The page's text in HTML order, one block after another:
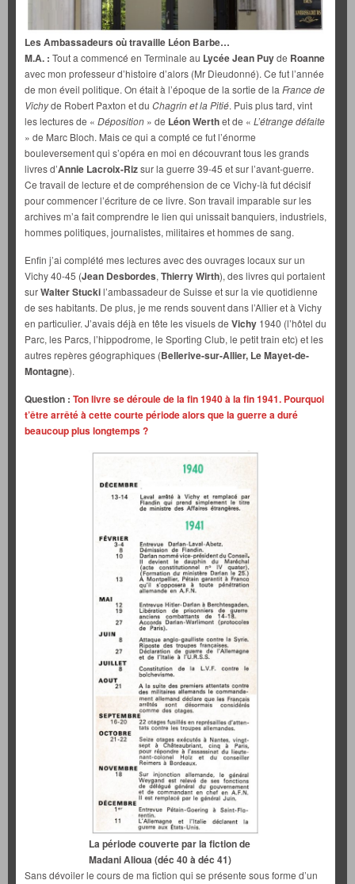
Les Ambassadeurs où travaille Léon Barbe…
M.A. : Tout a commencé en Terminale au Lycée Jean Puyde Roanne
avec mon professeur d’histoire d’alors (Mr Dieudonné). Ce fut l’année
de mon éveil politique. On était à l’époque de la sortie de la France de
Vichyde Robert Paxton et du Chagrin et la Pitié. Puis plus tard, vint
les lectures de « Déposition » de Léon Werthet de « L’étrange défaite
» de Marc Bloch. Mais ce qui a compté ce fut l’énorme
bouleversement qui s’opéra en moi en découvrant tous les grands
livres d’Annie Lacroix-Rizsur la guerre 39-45 et sur l’avant-guerre.
Ce travail de lecture et de compréhension de ce Vichy-là fut décisif
pour commencer l’écriture de ce livre. Son travail imparable sur les
archives m’a fait comprendre le lien qui unissait banquiers, industriels,
hommes politiques, journalistes, militaires et hommes de sang.
Enfin j’ai complété mes lectures avec des ouvrages locaux sur un
Vichy 40-45 (Jean Desbordes, Thierry Wirth), des livres qui portaient
surWalter Stuckil’ambassadeur de Suisse et sur la vie quotidienne
de ses habitants. De plus, je me rends souvent dans l’Allier et à Vichy
en particulier. J’avais déjà en tête les visuels de Vichy 1940 (l’hôtel du
Parc, les Parcs, l’hippodrome, le Sporting Club, le petit train etc) et les
autres repères géographiques (Bellerive-sur-Allier, Le Mayet-de-
Montagne).
Question : Ton livre se déroule de la fin 1940 à la fin 1941. Pourquoi
t’être arrêté à cette courte période alors que la guerre a duré
beaucoup plus longtemps ?
La période couverte par la fiction de
Madani Alioua (déc 40 à déc 41)
Sans dévoiler le cours de ma fiction qui se présente sous forme d’un